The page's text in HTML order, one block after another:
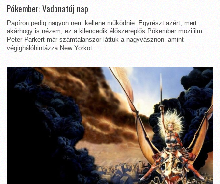
Pókember: Vadonatúj nap
Papíron pedig nagyon nem kellene működnie. Egyrészt azért, mert
akárhogy is nézem, ez a kilencedik élőszereplős Pókember mozifilm.
Peter Parkert már számtalanszor láttuk a nagyvásznon, amint
végighálóhintázza New Yorkot...